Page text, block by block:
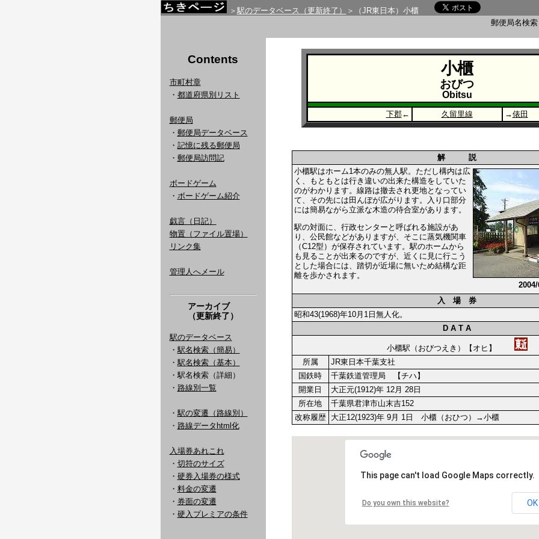
＞ 駅のデータベース（更新終了）
＞（JR東日本）小櫃
郵便局名検
Contents
市町村章
・ 都道府県別リスト
郵便局
・ 郵便局データベース
・ 記憶に残る郵便局
・ 郵便局訪問記
ボードゲーム
・ ボードゲーム紹介
戯言（日記）
物置（ファイル置場）
リンク集
管理人へメール
アーカイブ
（更新終了）
駅のデータベース
・ 駅名検索（簡易）
・ 駅名検索（基本）
・駅名検索（詳細）
・ 路線別一覧
・ 駅の変遷（路線別）
・ 路線データhtml化
入場券あれこれ
・ 切符のサイズ
・ 硬券入場券の様式
・ 料金の変遷
・ 券面の変遷
・ 硬入プレミアの条件
小櫃
おびつ
Obitsu
下郡← 久留里線 →俵田
解 説
小櫃駅はホーム1本のみの無人駅。ただし構内は広
く、もともとは行き違いの出来た構造をしていた
のがわかります。線路は撤去され更地となってい
て、その先には田んぼが広がります。入り口部分
には簡易ながら立派な木造の待合室があります。
駅の対面に、行政センターと呼ばれる施設があ
り、公民館などがありますが、そこに蒸気機関車
（C12型）が保存されています。駅のホームから
も見ることが出来るのですが、近くに見に行こう
とした場合には、踏切が近場に無いため結構な距
離を歩かされます。
入 場 券
昭和43(1968)年10月1日無人化。
D A T A
小櫃駅（おびつえき）【オヒ】
所属
JR東日本千葉支社
国鉄時
千葉鉄道管理局 【チハ】
開業日
大正元(1912)年 12月 28日
所在地
千葉県君津市山末吉152
改称履歴
大正12(1923)年 9月 1日 小櫃（おひつ）→小櫃